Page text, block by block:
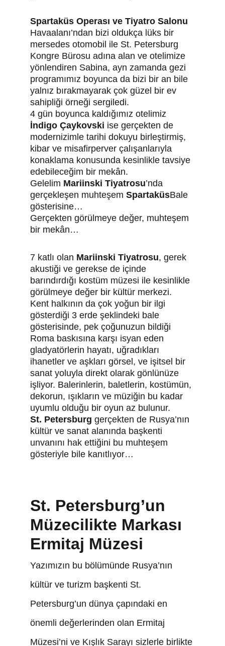
Spartaküs Operası ve Tiyatro Salonu
Havaalanı’ndan bizi oldukça lüks bir
mersedes otomobil ile St. Petersburg
Kongre Bürosu adına alan ve otelimize
yönlendiren Sabina, ayn zamanda gezi
programımız boyunca da bizi bir an bile
yalnız bırakmayarak çok güzel bir ev
sahipliği örneği sergiledi.
4 gün boyunca kaldığımız otelimiz
İndigo Çaykovski ise gerçekten de
modernizimle tarihi dokuyu birleştirmiş,
kibar ve misafirperver çalışanlarıyla
konaklama konusunda kesinlikle tavsiye
edebileceğim bir mekân.
Gelelim Mariinski Tiyatrosu’nda
gerçekleşen muhteşem SpartaküsBale
gösterisine…
Gerçekten görülmeye değer, muhteşem
bir mekân…
7 katlı olan Mariinski Tiyatrosu, gerek
akustiği ve gerekse de içinde
barındırdığı kostüm müzesi ile kesinlikle
görülmeye değer bir kültür merkezi.
Kent halkının da çok yoğun bir ilgi
gösterdiği 3 erde şeklindeki bale
gösterisinde, pek çoğunuzun bildiği
Roma baskısına karşı isyan eden
gladyatörlerin hayatı, uğradıkları
ihanetler ve aşkları görsel, ve işitsel bir
sanat yoluyla direkt olarak gönlünüze
işliyor. Balerinlerin, baletlerin, kostümün,
dekorun, ışıkların ve müziğin bu kadar
uyumlu olduğu bir oyun az bulunur.
St. Petersburg gerçekten de Rusya’nın
kültür ve sanat alanında başkenti
unvanını hak ettiğini bu muhteşem
gösteriyle bile kanıtlıyor…
St. Petersburg’un
Müzecilikte Markası
Ermitaj Müzesi
Yazımızın bu bölümünde Rusya’nın
kültür ve turizm başkenti St.
Petersburg’un dünya çapındaki en
önemli değerlerinden olan Ermitaj
Müzesi’ni ve Kışlık Sarayı sizlerle birlikte